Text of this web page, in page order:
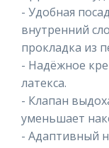
- Удобная
внутренний
прокладка из
- Надёжное
латекса.
- Клапан
уменьшает
- Адаптивный